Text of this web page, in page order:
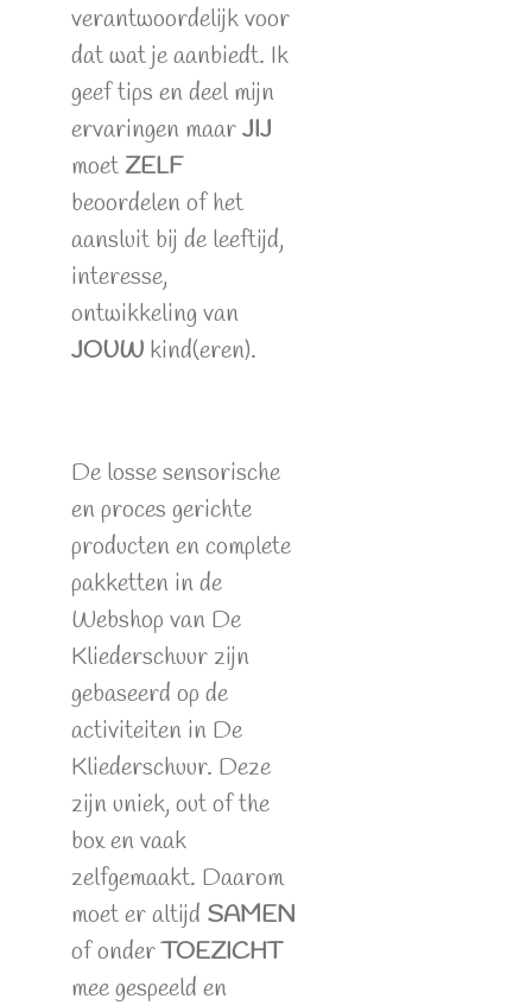
verantwoordelijk voor
dat wat je aanbiedt. Ik
geef tips en deel mijn
ervaringen maarJIJ
moet ZELF
beoordelen of het
aansluit bij de leeftijd,
interesse,
ontwikkeling van
JOUW kind(eren).
De losse sensorische
en proces gerichte
producten en complete
pakketten in de
Webshop van De
Kliederschuur zijn
gebaseerd op de
activiteiten in De
Kliederschuur. Deze
zijn uniek, out of the
box en vaak
zelfgemaakt. Daarom
moet er altijd SAMEN
of onderTOEZICHT
mee gespeeld en